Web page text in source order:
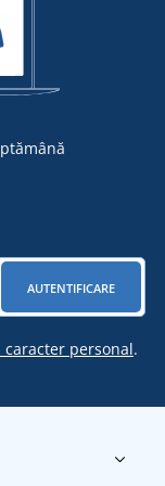
AUTENTIFICARE
personal.